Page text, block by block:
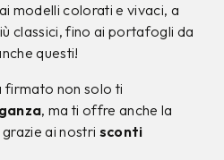
modelli colorati e vivaci, a
classici, fino ai portafogli da
questi!
non solo ti
, ma ti offre anche la
ai nostri sconti